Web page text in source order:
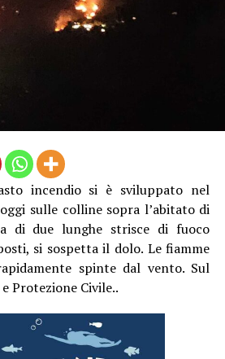
incendio si è sviluppato nel
sulle colline sopra l’abitato di
di due lunghe strisce di fuoco
si sospetta il dolo. Le fiamme
spinte dal vento. Sul
Protezione Civile..